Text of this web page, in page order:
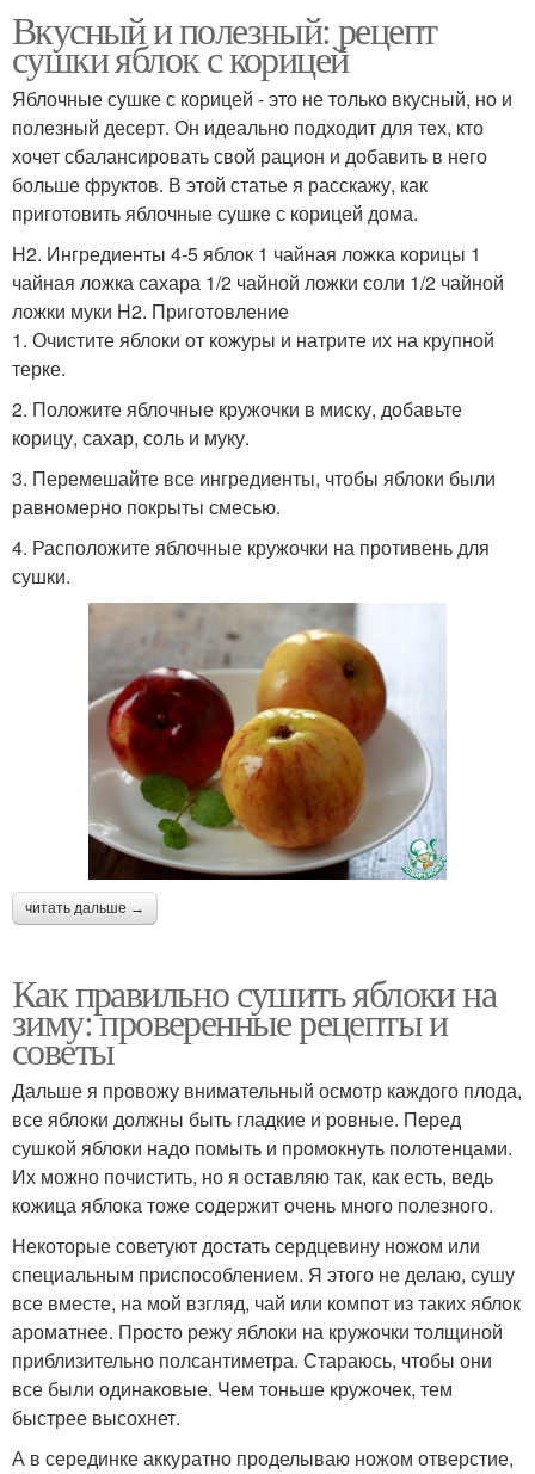
Вкусный и полезный: рецепт
сушки яблок с корицей
Яблочные сушке с корицей - это не только вкусный, но и
полезный десерт. Он идеально подходит для тех, кто
хочет сбалансировать свой рацион и добавить в него
больше фруктов. В этой статье я расскажу, как
приготовить яблочные сушке с корицей дома.
H2. Ингредиенты 4-5 яблок 1 чайная ложка корицы 1
чайная ложка сахара 1/2 чайной ложки соли 1/2 чайной
ложки муки H2. Приготовление
1. Очистите яблоки от кожуры и натрите их на крупной
терке.
2. Положите яблочные кружочки в миску, добавьте
корицу, сахар, соль и муку.
3. Перемешайте все ингредиенты, чтобы яблоки были
равномерно покрыты смесью.
4. Расположите яблочные кружочки на противень для
сушки.
читать дальше →
Как правильно сушить яблоки на
зиму: проверенные рецепты и
советы
Дальше я провожу внимательный осмотр каждого плода,
все яблоки должны быть гладкие и ровные. Перед
сушкой яблоки надо помыть и промокнуть полотенцами.
Их можно почистить, но я оставляю так, как есть, ведь
кожица яблока тоже содержит очень много полезного.
Некоторые советуют достать сердцевину ножом или
специальным приспособлением. Я этого не делаю, сушу
все вместе, на мой взгляд, чай или компот из таких яблок
ароматнее. Просто режу яблоки на кружочки толщиной
приблизительно полсантиметра. Стараюсь, чтобы они
все были одинаковые. Чем тоньше кружочек, тем
быстрее высохнет.
А в серединке аккуратно проделываю ножом отверстие,